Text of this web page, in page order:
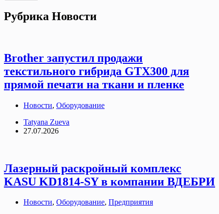
Рубрика Новости
Brother запустил продажи
текстильного гибрида GTX300 для
прямой печати на ткани и пленке
Новости, Оборудование
Tatyana Zueva
27.07.2026
Лазерный раскройный комплекс
KASU KD1814-SY в компании ВДЕБРИ
Новости, Оборудование, Предприятия